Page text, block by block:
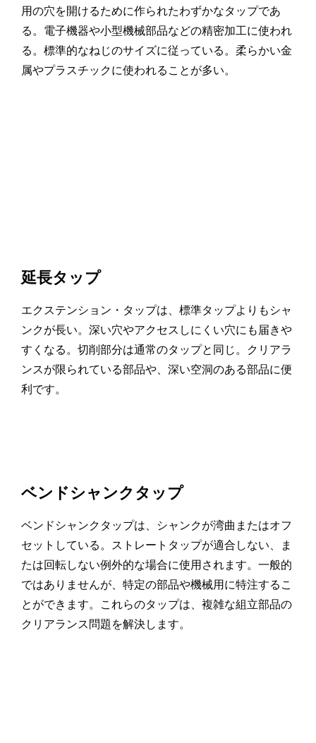
用の穴を開けるために作られたわずかなタップであ
る。電子機器や小型機械部品などの精密加工に使われ
る。標準的なねじのサイズに従っている。柔らかい金
属やプラスチックに使われることが多い。
延長タップ
エクステンション・タップは、標準タップよりもシャ
ンクが長い。深い穴やアクセスしにくい穴にも届きや
すくなる。切削部分は通常のタップと同じ。クリアラ
ンスが限られている部品や、深い空洞のある部品に便
利です。
ベンドシャンクタップ
ベンドシャンクタップは、シャンクが湾曲またはオフ
セットしている。ストレートタップが適合しない、ま
たは回転しない例外的な場合に使用されます。一般的
ではありませんが、特定の部品や機械用に特注するこ
とができます。これらのタップは、複雑な組立部品の
クリアランス問題を解決します。